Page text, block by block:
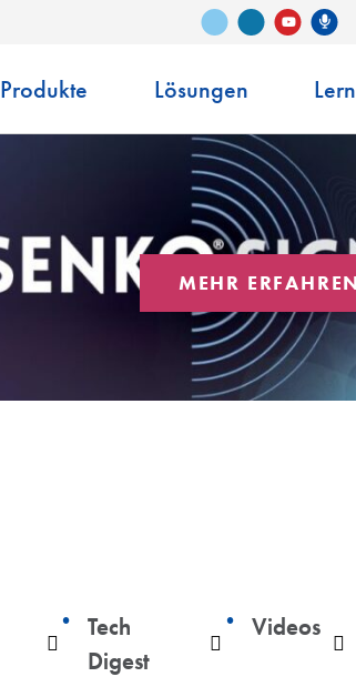
Vimeo LinkedInYouTube
Produkte Lösungen
MEHR ERFAHREN
Auswahlliste
Tech
Digest
Auswahlliste
Videos